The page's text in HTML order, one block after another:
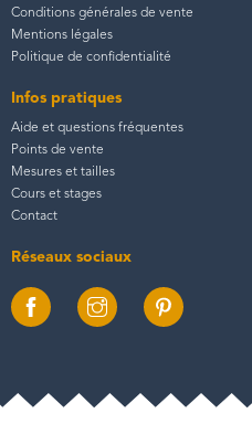
Conditions générales de vente
Mentions légales
Politique de confidentialité
Infos pratiques
Aide et questions fréquentes
Points de vente
Mesures et tailles
Cours et stages
Contact
Réseaux sociaux